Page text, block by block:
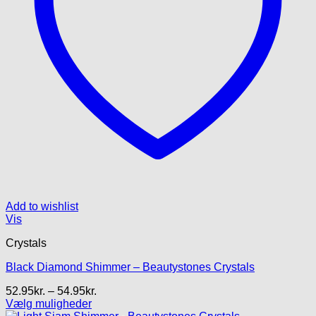
Add to wishlist
Vis
Crystals
Black Diamond Shimmer – Beautystones Crystals
52.95kr. – 54.95kr.
Vælg muligheder